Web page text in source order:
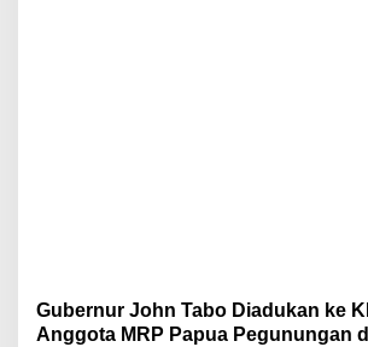
Gubernur John Tabo Diadukan ke
Anggota MRP Papua Pegunungan